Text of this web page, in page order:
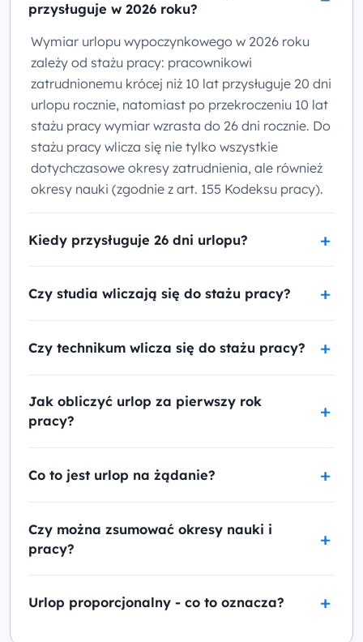
przysługuje w 2026 roku?
Wymiar urlopu wypoczynkowego w 2026 roku
zależy od stażu pracy: pracownikowi
zatrudnionemu krócej niż 10 lat przysługuje 20 dni
urlopu rocznie, natomiast po przekroczeniu 10 lat
stażu pracy wymiar wzrasta do 26 dni rocznie. Do
stażu pracy wlicza się nie tylko wszystkie
dotychczasowe okresy zatrudnienia, ale również
okresy nauki (zgodnie z art. 155 Kodeksu pracy).
Kiedy przysługuje 26 dni urlopu?
Czy studia wliczają się do stażu pracy?
Czy technikum wlicza się do stażu pracy?
Jak obliczyć urlop za pierwszy rok
pracy?
Co to jest urlop na żądanie?
Czy można zsumować okresy nauki i
pracy?
Urlop proporcjonalny - co to oznacza?